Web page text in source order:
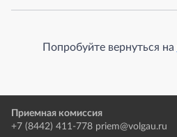
Попробуйте вернуться на
Приемная комиссия
+7 (8442) 411-778 priem@volgau.ru